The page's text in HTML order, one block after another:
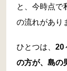
と、今時点で
の流れがあり
ひとつは、20
の方が、島の